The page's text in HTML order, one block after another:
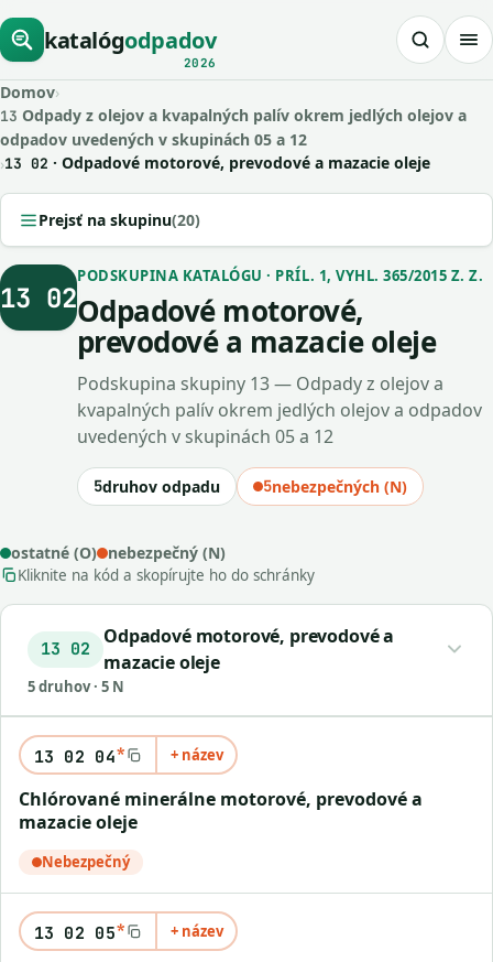
katalógodpadov
2026
Domov›
13 Odpady z olejov a kvapalných palív okrem jedlých olejov a
odpadov uvedených v skupinách 05 a 12
›13 02 · Odpadové motorové, prevodové a mazacie oleje
Prejsť na skupinu(20)
13 02
PODSKUPINA KATALÓGU · PRÍL. 1, VYHL. 365/2015 Z. Z.
Odpadové motorové,
prevodové a mazacie oleje
Podskupina skupiny 13 — Odpady z olejov a
kvapalných palív okrem jedlých olejov a odpadov
uvedených v skupinách 05 a 12
5druhov odpadu 5nebezpečných (N)
ostatné (O) nebezpečný (N)
Kliknite na kód a skopírujte ho do schránky
13 02
Odpadové motorové, prevodové a
mazacie oleje
5 druhov · 5 N
13 02 04* + název
chlórované minerálne motorové, prevodové a
mazacie oleje
Nebezpečný
13 02 05* + název